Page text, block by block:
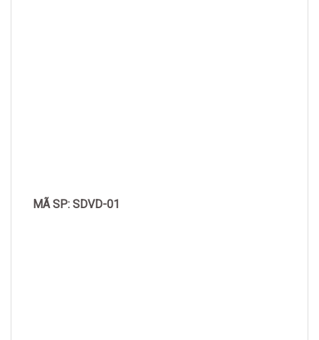
MÃ SP: SDVD-01